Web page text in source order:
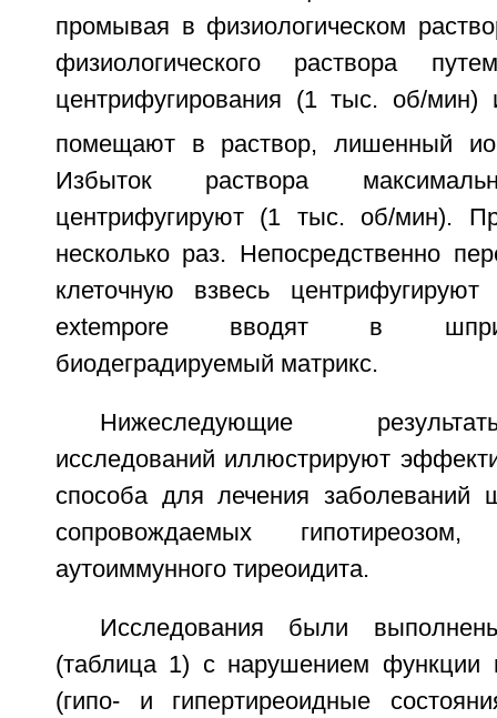
промывая в физиологическом
физиологического раствора
центрифугирования (1 тыс. об/мин)
помещают в раствор, лишенный
Избыток раствора
центрифугируют (1 тыс. об/мин).
несколько раз. Непосредственно
клеточную взвесь
extempore вводят в
биодеградируемый матрикс.
Нижеследующие
исследований иллюстрируют
способа для лечения заболеваний
сопровождаемых
аутоиммунного тиреоидита.
Исследования были
(таблица 1) с нарушением функции
(гипо- и гипертиреоидные